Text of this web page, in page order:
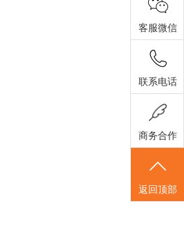
客服微信
联系电话
商务合作
返回顶部